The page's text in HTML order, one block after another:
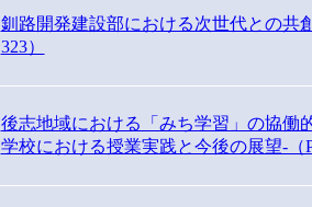
釧路開発建設部における次世代との共
323）
後志地域における「みち学習」の協働
学校における授業実践と今後の展望-（